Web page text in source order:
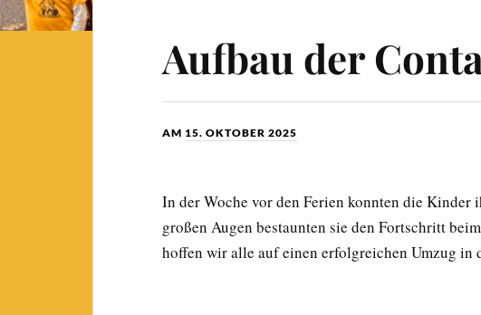
Aufbau der
AM 15. OKTOBER 2025
In der Woche vor den Ferien konnten die Kinder
großen Augen bestaunten sie den Fortschritt
hoffen wir alle auf einen erfolgreichen Umzug in